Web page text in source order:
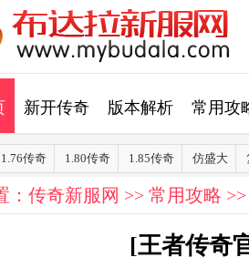
新开传奇 版本解析 常用攻
1.76传奇 1.80传奇 1.85传奇 仿盛大
： 传奇新服网 >> 常用攻略
[王者传奇